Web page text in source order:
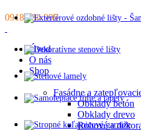
0918 884 995
Úvod
O nás
Shop
Fasádne a
Obklady betón
Obklady drevo
Rohové a